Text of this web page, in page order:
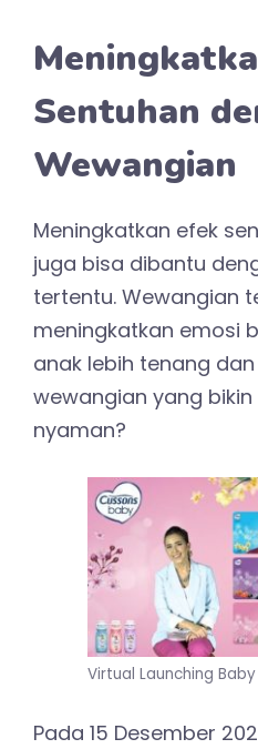
Sentuhan
Wewangian
Meningkatkan efek
juga bisa dibantu
tertentu. Wewangian
meningkatkan emosi
anak lebih tenang
wewangian yang
nyaman?
Virtual Launching
Pada 15 Desember